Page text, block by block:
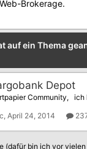
Brokerage.